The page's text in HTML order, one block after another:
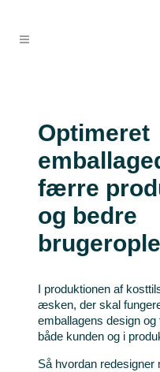
Optimeret
færre
og bedre
I produktionen af
æsken, der skal
emballagens design
både kunden og i
Så hvordan